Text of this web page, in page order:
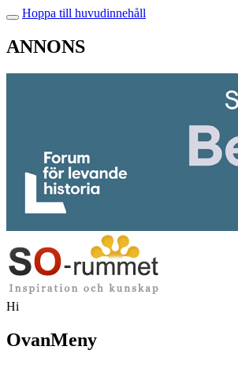
Hoppa till huvudinnehåll
ANNONS
Hi
OvanMeny